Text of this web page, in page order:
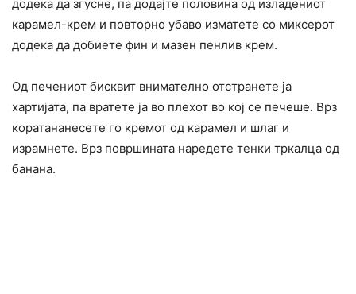
додека да згусне, па додајте половина од изладениот
карамел-крем и повторно убаво изматете со миксерот
додека да добиете фин и мазен пенлив крем.
Од печениот бисквит внимателно отстранете ја
хартијата, па вратете ја во плехот во кој се печеше. Врз
коратананесете го кремот од карамел и шлаг и
израмнете. Врз површината наредете тенки тркалца од
банана.